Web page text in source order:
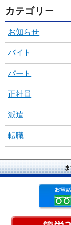
カテゴリー
お知らせ
バイト
パート
正社員
派遣
転職
ま